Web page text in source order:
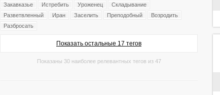
Закавказье
Истребить Уроженец
Складывание
Разветвленный
Иран Заселить Преподобный
Возродить
Разбросать
Показать остальные 17 тегов
Показаны 30 наиболее релевантных тегов из 47